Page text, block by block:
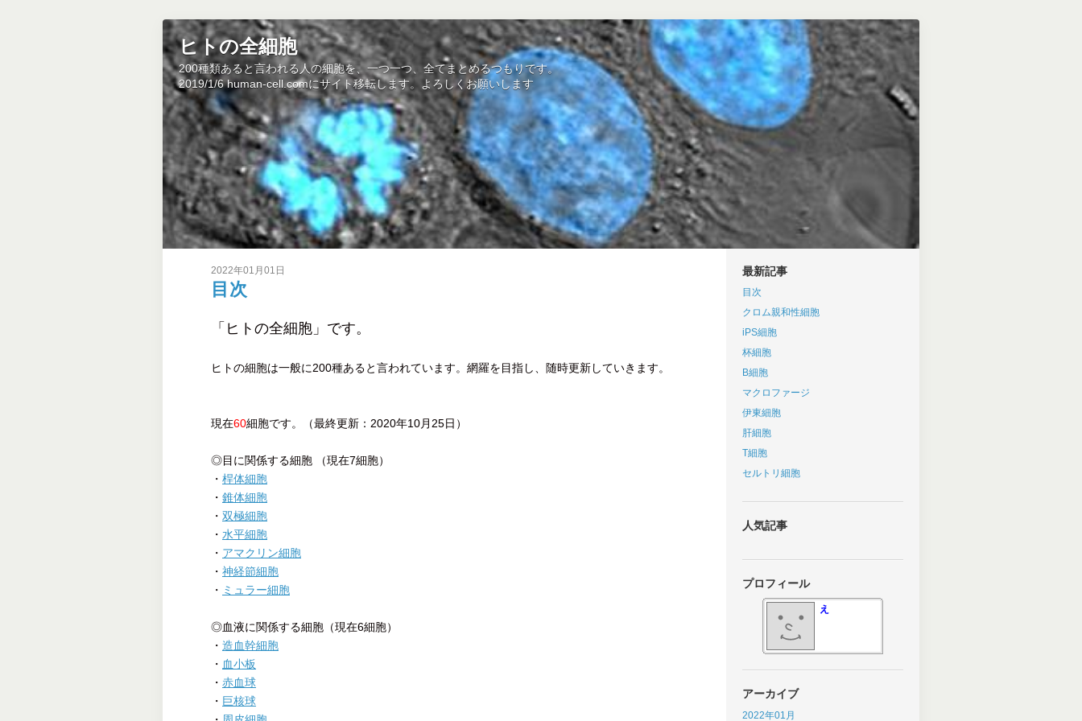
ヒトの全細胞
200種類あると言われる人の細胞を、一つ一つ、全てまとめるつもりです。
2019/1/6 human-cell.comにサイト移転します。よろしくお願いします
2022年01月01日
目次
「ヒトの全細胞」です。
ヒトの細胞は一般に200種あると言われています。網羅を目指し、随時更新していきます。
現在60細胞です。（最終更新：2020年10月25日）
◎目に関係する細胞 （現在7細胞）
・ 桿体細胞
・ 錐体細胞
・ 双極細胞
・ 水平細胞
・ アマクリン細胞
・ 神経節細胞
・ ミュラー細胞
◎血液に関係する細胞（現在6細胞）
・ 造血幹細胞
・ 血小板
・ 赤血球
・ 巨核球
最新記事
目次
クロム親和性細胞
iPS細胞
杯細胞
B細胞
マクロファージ
伊東細胞
肝細胞
T細胞
セルトリ細胞
人気記事
プロフィール
え
アーカイブ
2022年01月